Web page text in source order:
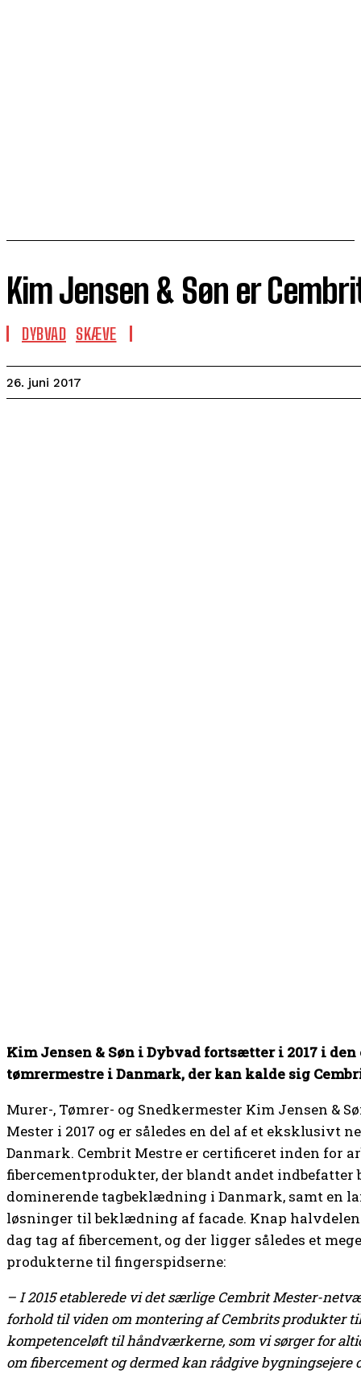
Kim Jensen & Søn er
DYBVAD SKÆVE
26. juni 2017
Kim Jensen & Søn i Dybvad fortsætter i 2017 i
tømrermestre i Danmark, der kan kalde sig
Murer-, Tømrer- og Snedkermester Kim Jensen &
Mester i 2017 og er således en del af et eksklusivt
Danmark. Cembrit Mestre er certificeret inden for
fibercementprodukter, der blandt andet indbefatter
dominerende tagbeklædning i Danmark, samt en
løsninger til beklædning af facade. Knap
dag tag af fibercement, og der ligger således et
produkterne til fingerspidserne:
– I 2015 etablerede vi det særlige Cembrit Mester-
forhold til viden om montering af Cembrits produkter
kompetenceløft til håndværkerne, som vi sørger for
om fibercement og dermed kan rådgive bygningsejere